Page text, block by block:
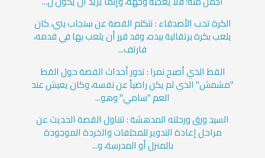
الكرة تحب الأصدقاء : تتكلم القصة عن سنجاب بني، كان
يلعب بكرة برتقالية بيده، وقد قرر أن يلعب بها في قدمه،
فارتف...
القط الذي أصبح نمرا : تدور أحداث القصة حول القط
"مشمش" الذي لم يكن راضياً عن نفسه، وكان يعيش عند
العم "سامي" وهو...
السيد ورق ورحلته المدهشة : تتناول القصة الحديث عن
مراحل إعادة التدوير للمخلفات والخردة الموجودة
بالمنزل أو المدرسة، و...